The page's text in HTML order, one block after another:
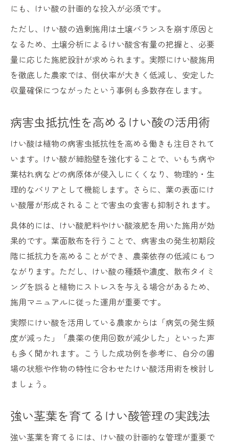
にも、けい酸の計画的な投入が必須です。
ただし、けい酸の過剰施用は土壌バランスを崩す原因と
なるため、土壌分析によるけい酸含有量の把握と、必要
量に応じた施肥設計が求められます。実際にけい酸施用
を徹底した農家では、倒伏率が大きく低減し、安定した
収量確保につながったという事例も多数存在します。
病害虫抵抗性を高めるけい酸の活用術
けい酸は植物の病害虫抵抗性を高める働きも注目されて
います。けい酸が細胞壁を強化することで、いもち病や
葉枯れ病などの病原体が侵入しにくくなり、物理的・生
理的なバリアとして機能します。さらに、葉の表面にけ
い酸層が形成されることで害虫の食害も抑制されます。
具体的には、けい酸肥料やけい酸液肥を用いた施用が効
果的です。葉面散布を行うことで、病害虫の発生初期段
階に抵抗力を高めることができ、農薬依存の低減にもつ
ながります。ただし、けい酸の種類や濃度、散布タイミ
ングを誤ると植物にストレスを与える場合があるため、
施用マニュアルに従った運用が重要です。
実際にけい酸を活用している農家からは「病気の発生頻
度が減った」「農薬の使用回数が減少した」といった声
も多く聞かれます。こうした成功例を参考に、自分の圃
場の状態や作物の特性に合わせたけい酸活用術を検討し
ましょう。
強い茎葉を育てるけい酸管理の実践法
強い茎葉を育てるには、けい酸の計画的な管理が重要で